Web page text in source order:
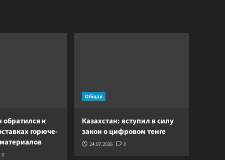
обратился к
горюче-
0
Общая
Казахстан: вступил в силу
закон о цифровом тенге
24.07.2026 0